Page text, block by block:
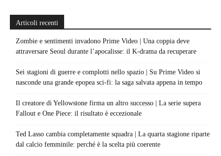
Articoli recenti
Zombie e sentimenti invadono Prime Video | Una coppia deve
attraversare Seoul durante l’apocalisse: il K-drama da recuperare
Sei stagioni di guerre e complotti nello spazio | Su Prime Video si
nasconde una grande epopea sci-fi: la saga salvata appena in tempo
Il creatore di Yellowstone firma un altro successo | La serie supera
Fallout e One Piece: il risultato è eccezionale
Ted Lasso cambia completamente squadra | La quarta stagione riparte
dal calcio femminile: perché è la scelta più coerente